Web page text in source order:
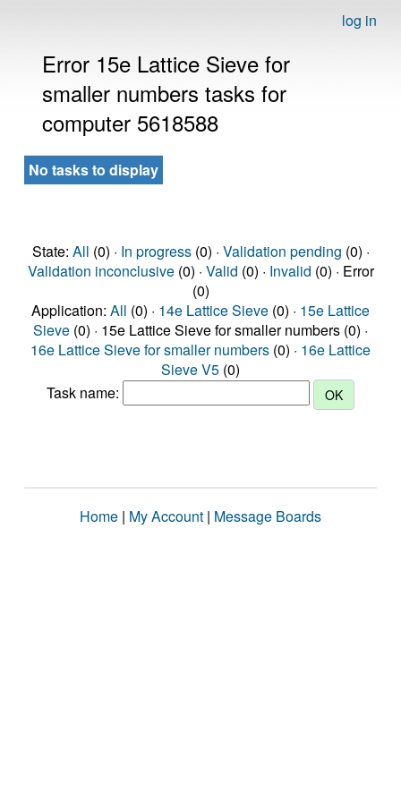
log in
Error 15e Lattice Sieve for
smaller numbers tasks for
computer 5618588
No tasks to display
State: All (0) · In progress(0) · Validation pending (0) ·
Validation inconclusive(0) · Valid (0) · Invalid (0) · Error
(0)
Application: All (0) · 14e Lattice Sieve (0) · 15e Lattice
Sieve (0) · 15e Lattice Sieve for smaller numbers (0) ·
16e Lattice Sieve for smaller numbers (0) · 16e Lattice
Sieve V5 (0)
Task name:
Home | My Account | Message Boards